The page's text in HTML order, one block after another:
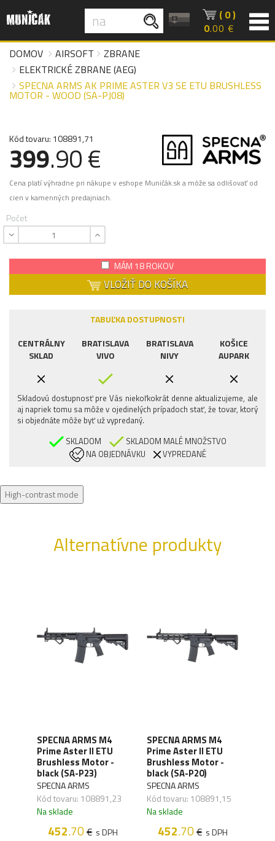
( 0 )
0.00 €
DOMOV
AIRSOFT
ZBRANE
ELEKTRICKÉ ZBRANE (AEG)
SPECNA ARMS AK PRIME ASTER V3 SE ETU BRUSHLESS
MOTOR - WOOD (SA-PJ08)
Kód tovaru: 108891,71
399.90 €
Cena platí výhradne pri nákupe v eshope Muničák.sk a môže sa odlišovať od
cien v kamenných predajniach.
Počet
MÁM 18 ROKOV
VLOŽIŤ DO KOŠÍKA
TABUĽKA DOSTUPNOSTI
CENTRÁLNY
SKLAD
BRATISLAVA
VIVO
BRATISLAVA
NIVY
KOŠICE
AUPARK
Skladovú dostupnosť pre Vás niekoľkokrát denne aktualizujeme, ale
aj napriek tomu sa môže v ojedinelých prípadoch stať, že tovar, ktorý
si objednáte môže byť už vypredaný.
SKLADOM
SKLADOM MALÉ MNOŽSTVO
NA OBJEDNÁVKU
VYPREDANÉ
High-contrast mode
Alternatívne produkty
SPECNA ARMS M4
Prime Aster II ETU
Brushless Motor -
black (SA-P23)
SPECNA ARMS
Kód tovaru: 108891,23
Na sklade
452.70€ s DPH
SPECNA ARMS M4
Prime Aster II ETU
Brushless Motor -
black (SA-P20)
SPECNA ARMS
Kód tovaru: 108891,15
Na sklade
452.70€ s DPH